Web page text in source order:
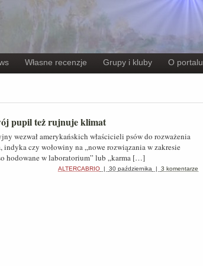
Własne recenzje Grupy i kluby O portalu
pupil też rujnuje klimat
wezwał amerykańskich właścicieli psów do rozważenia
indyka czy wołowiny na „nowe rozwiązania w zakresie
hodowane w laboratorium” lub „karma […]
ALTERCABRIO | 30 października | 3 komentarze